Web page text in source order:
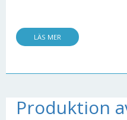
LÄS MER
Produktion